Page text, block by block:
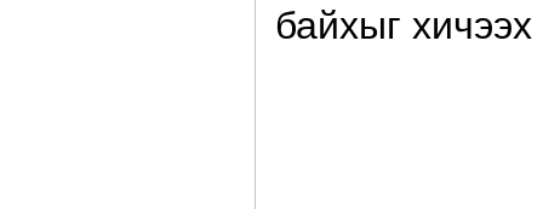
байхыг хичээх